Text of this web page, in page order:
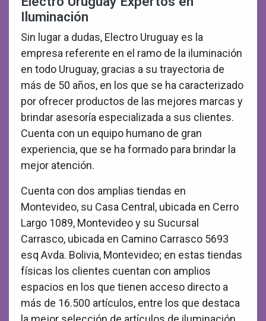
Iluminación
Sin lugar a dudas, Electro Uruguay es la
empresa referente en el ramo de la iluminación
en todo Uruguay, gracias a su trayectoria de
más de 50 años, en los que se ha caracterizado
por ofrecer productos de las mejores marcas y
brindar asesoría especializada a sus clientes.
Cuenta con un equipo humano de gran
experiencia, que se ha formado para brindar la
mejor atención.
Cuenta con dos amplias tiendas en
Montevideo, su Casa Central, ubicada en Cerro
Largo 1089, Montevideo y su Sucursal
Carrasco, ubicada en Camino Carrasco 5693
esq Avda. Bolivia, Montevideo; en estas tiendas
físicas los clientes cuentan con amplios
espacios en los que tienen acceso directo a
más de 16.500 artículos, entre los que destaca